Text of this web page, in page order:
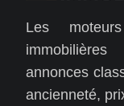
Les
annonces
ancienneté,